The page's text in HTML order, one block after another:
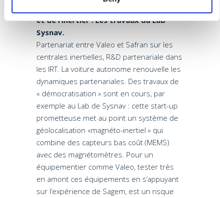
et de l’inertiel”. Les travaux du Lab
Sysnav.
Partenariat entre Valeo et Safran sur les
centrales inertielles, R&D partenariale dans
les IRT. La voiture autonome renouvelle les
dynamiques partenariales. Des travaux de
« démocratisation » sont en cours, par
exemple au Lab de Sysnav : cette start-up
prometteuse met au point un système de
géolocalisation «magnéto-inertiel » qui
combine des capteurs bas coût (MEMS)
avec des magnétomètres. Pour un
équipementier comme Valeo, tester très
en amont ces équipements en s’appuyant
sur l’expérience de Sagem, est un risque